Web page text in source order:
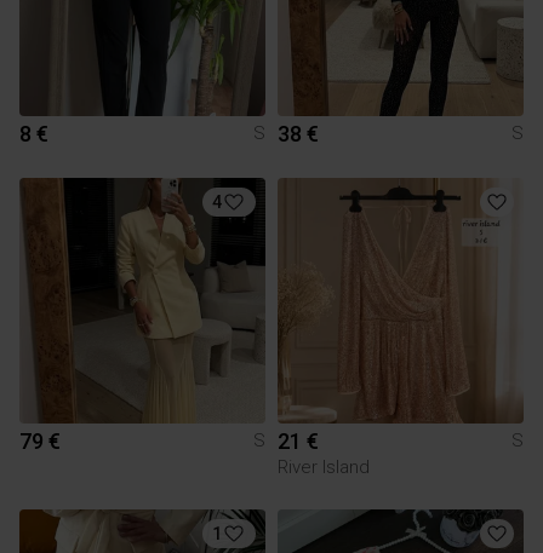
8 € S 38 € S
4
79 € S 21 €
S
River Island
1